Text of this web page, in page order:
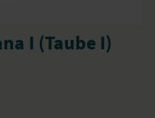
I (Taube I)